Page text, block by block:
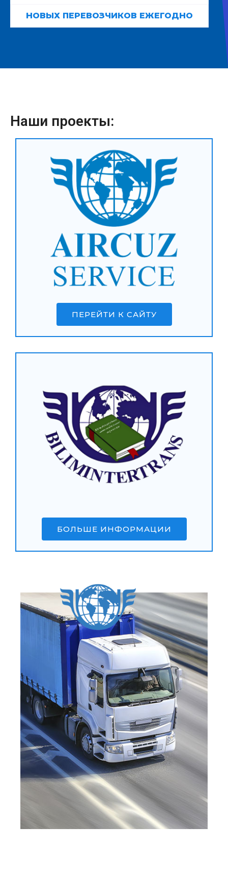
НОВЫХ ПЕРЕВОЗЧИКОВ ЕЖЕГОДНО
Наши проекты:
ПЕРЕЙТИ К САЙТУ
БОЛЬШЕ ИНФОРМАЦИИ